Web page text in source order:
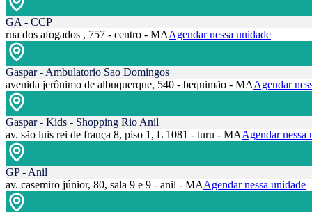
GA - CCP
rua dos afogados , 757 - centro - MAAgendar nessa unidade
Gaspar - Ambulatorio Sao Domingos
avenida jerônimo de albuquerque, 540 - bequimão - MAAgendar
Gaspar - Kids - Shopping Rio Anil
av. são luis rei de frança 8, piso 1, L 1081 - turu - MAAgendar nessa
GP - Anil
av. casemiro júnior, 80, sala 9 e 9 - anil - MAAgendar nessa unidade